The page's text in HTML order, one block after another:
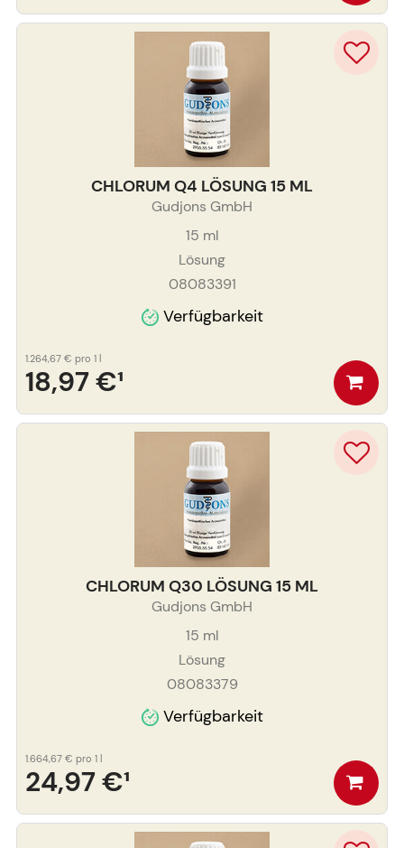
CHLORUM Q4 LÖSUNG 15 ML
Gudjons GmbH
15 ml
Lösung
08083391
Verfügbarkeit
18,97 €¹
1.264,67 € pro 1 l
CHLORUM Q30 LÖSUNG 15 ML
Gudjons GmbH
15 ml
Lösung
08083379
Verfügbarkeit
24,97 €¹
1.664,67 € pro 1 l